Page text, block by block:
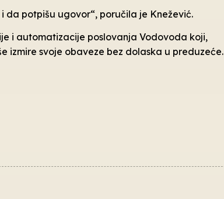
potpišu ugovor“, poručila je Knežević.
i automatizacije poslovanja Vodovoda koji,
izmire svoje obaveze bez dolaska u preduzeće.